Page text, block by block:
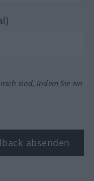
sind, indem Sie ein
absenden